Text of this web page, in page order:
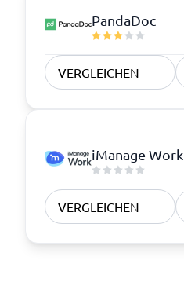
PandaDoc
VERGLEICHEN
iManage Work
VERGLEICHEN